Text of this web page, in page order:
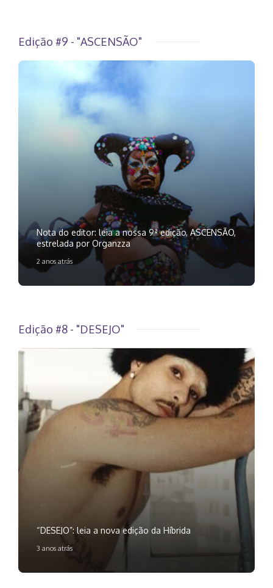
Edição #9 - "ASCENSÃO"
Nota do editor: leia a nossa 9ª edição, ASCENSÃO,
estrelada por Organzza
2 anos atrás
Edição #8 - "DESEJO"
“DESEJO”: leia a nova edição da Híbrida
3 anos atrás